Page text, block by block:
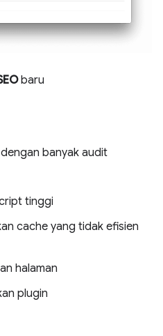
baru
banyak audit
tinggi
cache yang tidak efisien
halaman
plugin